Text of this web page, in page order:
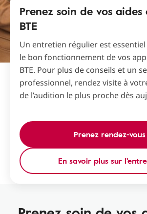
Prenez soin de vos
BTE
Un entretien régulier est
le bon fonctionnement de vos
BTE. Pour plus de conseils et un
professionnel, rendez visite à
de l’audition le plus proche dès
Prenez rendez-vous
En savoir plus sur